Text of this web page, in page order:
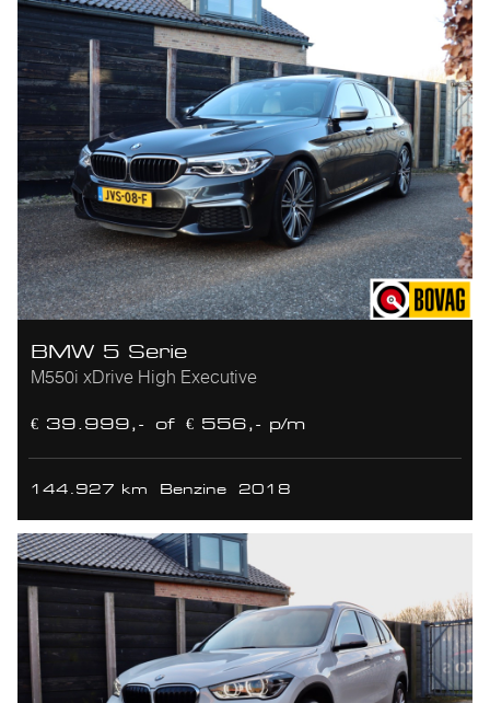
BMW 5 Serie
M550i xDrive High Executive
€ 39.999,- of € 556,- p/m
144.927 km Benzine 2018